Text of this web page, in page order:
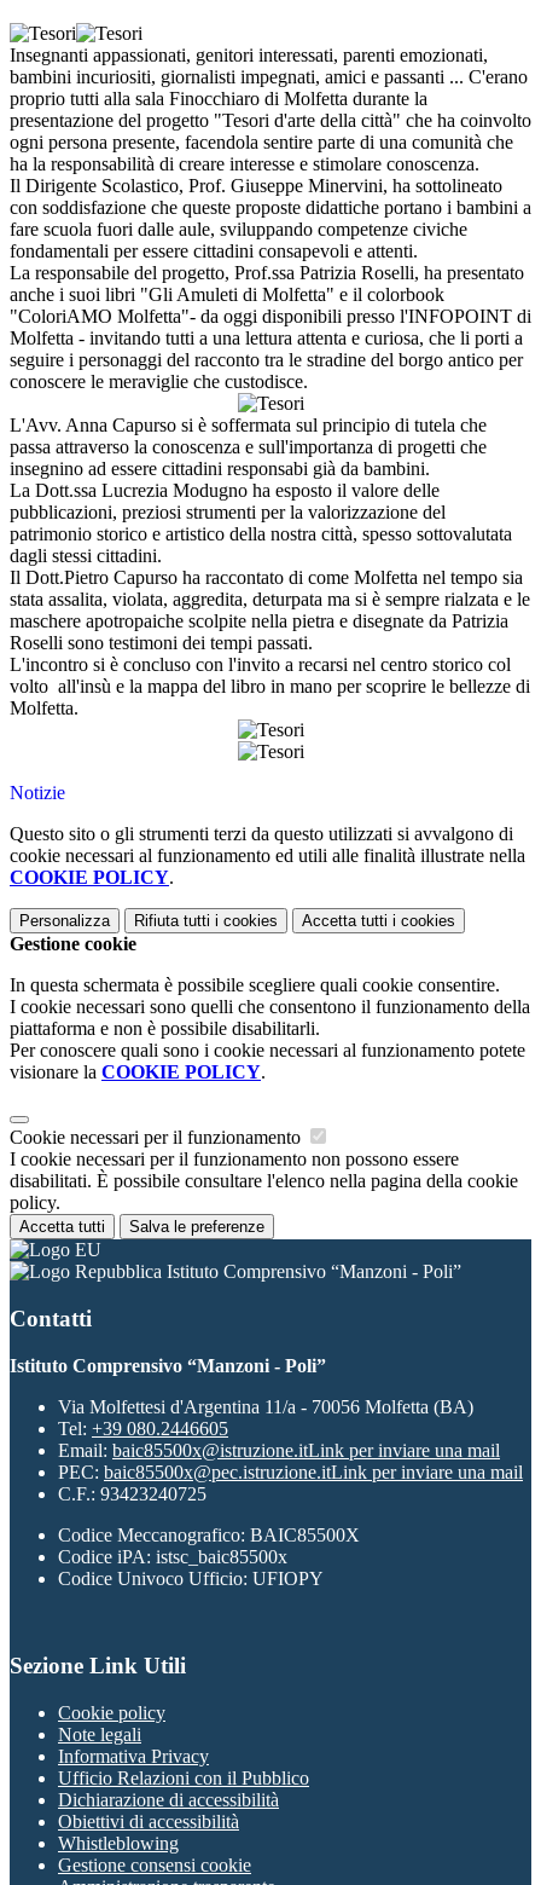
Insegnanti appassionati, genitori interessati, parenti emozionati,
bambini incuriositi, giornalisti impegnati, amici e passanti ... C'erano
proprio tutti alla sala Finocchiaro di Molfetta durante la
presentazione del progetto "Tesori d'arte della città" che ha coinvolto
ogni persona presente, facendola sentire parte di una comunità che
ha la responsabilità di creare interesse e stimolare conoscenza.
Il Dirigente Scolastico, Prof. Giuseppe Minervini, ha sottolineato
con soddisfazione che queste proposte didattiche portano i bambini a
fare scuola fuori dalle aule, sviluppando competenze civiche
fondamentali per essere cittadini consapevoli e attenti.
La responsabile del progetto, Prof.ssa Patrizia Roselli, ha presentato
anche i suoi libri "Gli Amuleti di Molfetta" e il colorbook
"ColoriAMO Molfetta"- da oggi disponibili presso l'INFOPOINT di
Molfetta - invitando tutti a una lettura attenta e curiosa, che li porti a
seguire i personaggi del racconto tra le stradine del borgo antico per
conoscere le meraviglie che custodisce.
L'Avv. Anna Capurso si è soffermata sul principio di tutela che
passa attraverso la conoscenza e sull'importanza di progetti che
insegnino ad essere cittadini responsabi già da bambini.
La Dott.ssa Lucrezia Modugno ha esposto il valore delle
pubblicazioni, preziosi strumenti per la valorizzazione del
patrimonio storico e artistico della nostra città, spesso sottovalutata
dagli stessi cittadini.
Il Dott.Pietro Capurso ha raccontato di come Molfetta nel tempo sia
stata assalita, violata, aggredita, deturpata ma si è sempre rialzata e le
maschere apotropaiche scolpite nella pietra e disegnate da Patrizia
Roselli sono testimoni dei tempi passati.
L'incontro si è concluso con l'invito a recarsi nel centro storico col
volto all'insù e la mappa del libro in mano per scoprire le bellezze di
Molfetta.
Notizie
Questo sito o gli strumenti terzi da questo utilizzati si avvalgono di
cookie necessari al funzionamento ed utili alle finalità illustrate nella
COOKIE POLICY.
Personalizza Rifiuta tutti i cookies Accetta tutti i cookies
Gestione cookie
In questa schermata è possibile scegliere quali cookie consentire.
I cookie necessari sono quelli che consentono il funzionamento della
piattaforma e non è possibile disabilitarli.
Per conoscere quali sono i cookie necessari al funzionamento potete
visionare la COOKIE POLICY.
Cookie necessari per il funzionamento
I cookie necessari per il funzionamento non possono essere
disabilitati. È possibile consultare l'elenco nella pagina della cookie
policy.
Accetta tutti Salva le preferenze
Istituto Comprensivo “Manzoni - Poli”
Contatti
Istituto Comprensivo “Manzoni - Poli”
Via Molfettesi d'Argentina 11/a - 70056 Molfetta (BA)
Tel: +39 080.2446605
Email: baic85500x@istruzione.itLink per inviare una mail
PEC: baic85500x@pec.istruzione.itLink per inviare una mail
C.F.: 93423240725
Codice Meccanografico: BAIC85500X
Codice iPA: istsc_baic85500x
Codice Univoco Ufficio: UFIOPY
Sezione Link Utili
Cookie policy
Note legali
Informativa Privacy
Ufficio Relazioni con il Pubblico
Dichiarazione di accessibilità
Obiettivi di accessibilità
Whistleblowing
Gestione consensi cookie